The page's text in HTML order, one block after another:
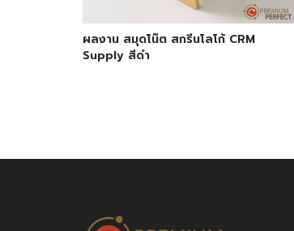
ผลงาน สมุดโน๊ต สกรีนโลโก้ CRM
Supply สีดำ